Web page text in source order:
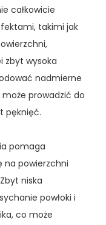
całkowicie
takimi jak
zbyt wysoka
nadmierne
może prowadzić do
pęknięć.
pomaga
na powierzchni
niska
powłoki i
co może